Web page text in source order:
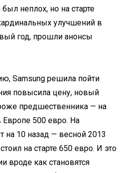
неплох, но на старте
улучшений в
год, прошли анонсы
Samsung решила пойти
повысила цену, новый
предшественника — на
Европе 500 евро. На
на 10 назад — весной 2013
на старте 650 евро. И это
вроде как становятся